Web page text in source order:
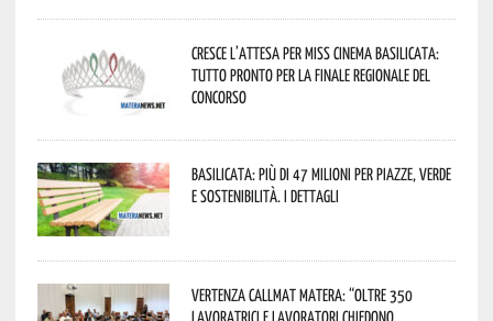
Cresce l’attesa per Miss Cinema Basilicata:
tutto pronto per la finale regionale del
concorso
Basilicata: più di 47 milioni per piazze, verde
e sostenibilità. I dettagli
Vertenza CallMat Matera: “Oltre 350
lavoratrici e lavoratori chiedono